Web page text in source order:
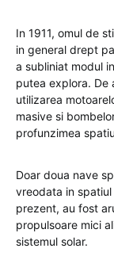
In 1911, omul de
in general drept
a subliniat modul
putea explora. De
utilizarea
masive si
profunzimea
Doar doua nave
vreodata in
prezent, au fost
propulsoare mici
sistemul solar.